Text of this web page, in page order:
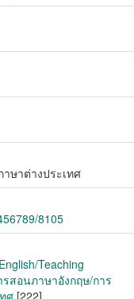
ษาต่างประเทศ
8105
Teaching
สอนภาษาอังกฤษ/การ
ศ [222]